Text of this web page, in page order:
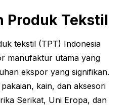
Produk Tekstil
tekstil (TPT) Indonesia
manufaktur utama yang
ekspor yang signifikan.
kain, dan aksesori
Serikat, Uni Eropa, dan